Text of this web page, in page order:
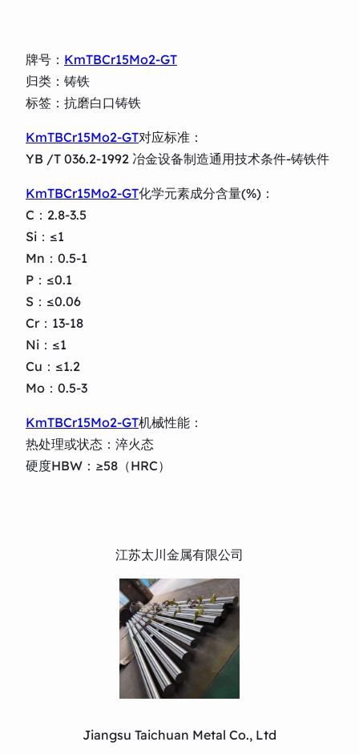
牌号： KmTBCr15Mo2-GT
归类：铸铁
标签：抗磨白口铸铁
KmTBCr15Mo2-GT对应标准：
YB /T 036.2-1992 冶金设备制造通用技术条件-铸铁件
KmTBCr15Mo2-GT化学元素成分含量(%)：
C：2.8-3.5
Si：≤1
Mn：0.5-1
P：≤0.1
S：≤0.06
Cr：13-18
Ni：≤1
Cu：≤1.2
Mo：0.5-3
KmTBCr15Mo2-GT机械性能：
热处理或状态：淬火态
硬度HBW：≥58（HRC）
江苏太川金属有限公司
Jiangsu Taichuan Metal Co., Ltd